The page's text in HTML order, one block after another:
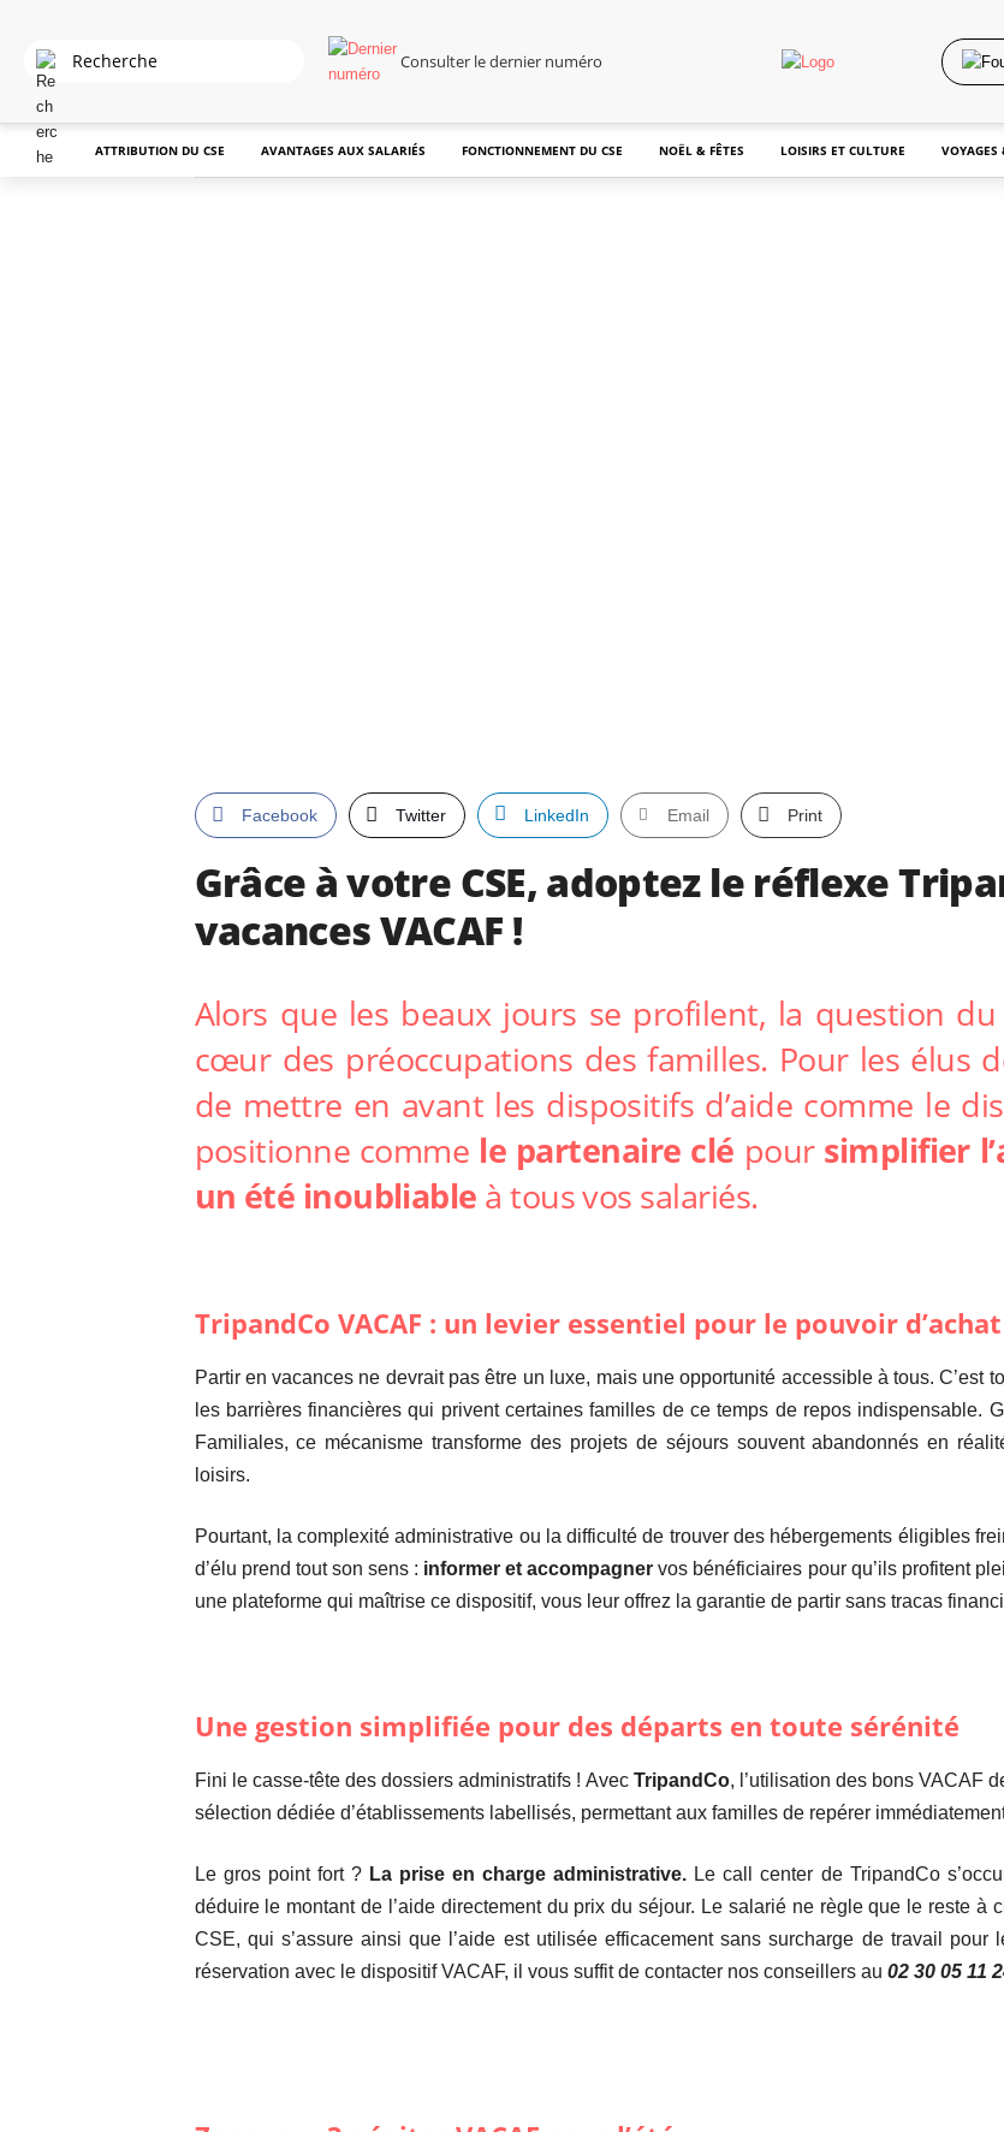
Consulter le dernier numéro
ATTRIBUTION DU CSE AVANTAGES AUX SALARIÉS FONCTIONNEMENT DU CSE NOËL & FÊTES LOISIRS ET CULTURE VOYAGES
Facebook Twitter LinkedIn Email Print
Grâce à votre CSE, adoptez le réflexe
vacances VACAF !
Alors que les beaux jours se profilent, la question
cœur des préoccupations des familles. Pour les élus
de mettre en avant les dispositifs d’aide comme le
positionne comme le partenaire clé pour simplifier
un été inoubliable à tous vos salariés.
TripandCo VACAF : un levier essentiel pour le pouvoir d’achat
Partir en vacances ne devrait pas être un luxe, mais une opportunité accessible à tous. C’est
les barrières financières qui privent certaines familles de ce temps de repos indispensable.
Familiales, ce mécanisme transforme des projets de séjours souvent abandonnés en
loisirs.
Pourtant, la complexité administrative ou la difficulté de trouver des hébergements éligibles
d’élu prend tout son sens : informer et accompagner vos bénéficiaires pour qu’ils profitent
une plateforme qui maîtrise ce dispositif, vous leur offrez la garantie de partir sans tracas
Une gestion simplifiée pour des départs en toute sérénité
Fini le casse-tête des dossiers administratifs ! Avec TripandCo, l’utilisation des bons VACAF
sélection dédiée d’établissements labellisés, permettant aux familles de repérer
Le gros point fort ? La prise en charge administrative. Le call center de TripandCo
déduire le montant de l’aide directement du prix du séjour. Le salarié ne règle que le reste à
CSE, qui s’assure ainsi que l’aide est utilisée efficacement sans surcharge de travail pour
réservation avec le dispositif VACAF, il vous suffit de contacter nos conseillers au 02 30 05 11